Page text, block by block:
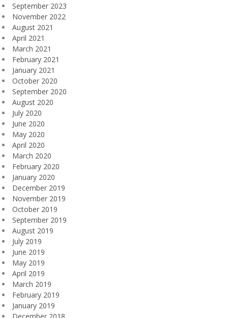
September 2023
November 2022
August 2021
April 2021
March 2021
February 2021
January 2021
October 2020
September 2020
August 2020
July 2020
June 2020
May 2020
April 2020
March 2020
February 2020
January 2020
December 2019
November 2019
October 2019
September 2019
August 2019
July 2019
June 2019
May 2019
April 2019
March 2019
February 2019
January 2019